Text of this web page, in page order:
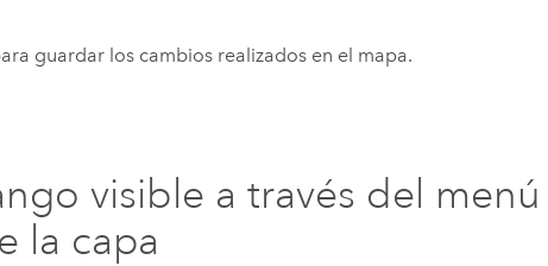
guardar los cambios realizados en el mapa.
visible a través del menú
la capa